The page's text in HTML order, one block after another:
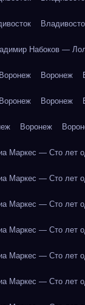
Набоков —
Воронеж Воронеж
Воронеж Воронеж
Воронеж
Маркес — Сто лет
Маркес — Сто лет
Маркес — Сто лет
Маркес — Сто лет
Маркес — Сто лет
Маркес — Сто лет